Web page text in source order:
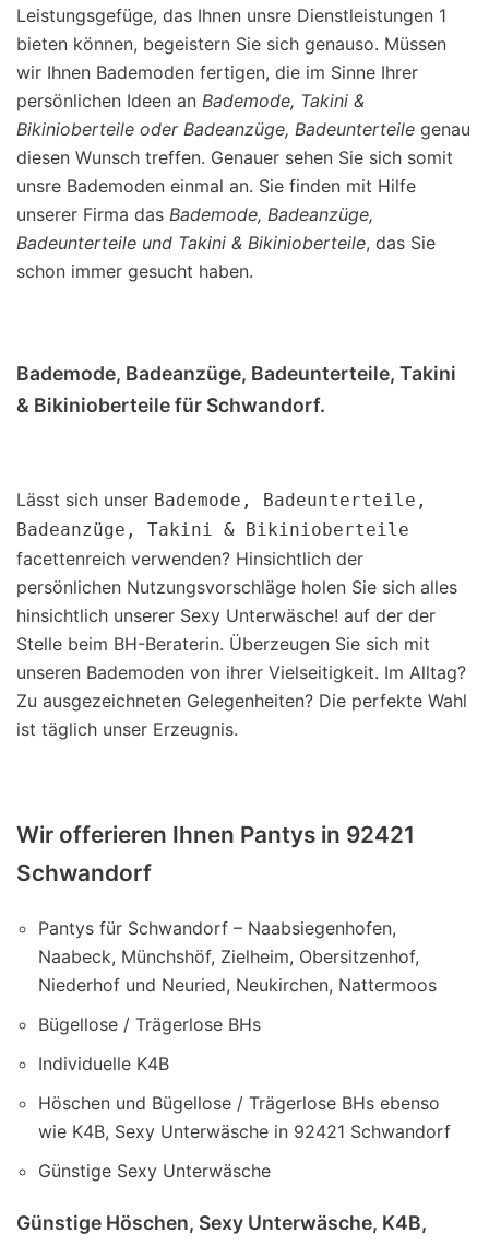
Leistungsgefüge, das Ihnen unsre Dienstleistungen 1
bieten können, begeistern Sie sich genauso. Müssen
wir Ihnen Bademoden fertigen, die im Sinne Ihrer
persönlichen Ideen an Bademode, Takini &
Bikinioberteile oder Badeanzüge, Badeunterteile genau
diesen Wunsch treffen. Genauer sehen Sie sich somit
unsre Bademoden einmal an. Sie finden mit Hilfe
unserer Firma das Bademode, Badeanzüge,
Badeunterteile und Takini & Bikinioberteile, das Sie
schon immer gesucht haben.
Bademode, Badeanzüge, Badeunterteile, Takini
& Bikinioberteile für Schwandorf.
Lässt sich unser Bademode, Badeunterteile,
Badeanzüge, Takini & Bikinioberteile
facettenreich verwenden? Hinsichtlich der
persönlichen Nutzungsvorschläge holen Sie sich alles
hinsichtlich unserer Sexy Unterwäsche! auf der der
Stelle beim BH-Beraterin. Überzeugen Sie sich mit
unseren Bademoden von ihrer Vielseitigkeit. Im Alltag?
Zu ausgezeichneten Gelegenheiten? Die perfekte Wahl
ist täglich unser Erzeugnis.
Wir offerieren Ihnen Pantys in 92421
Schwandorf
Pantys für Schwandorf – Naabsiegenhofen,
Naabeck, Münchshöf, Zielheim, Obersitzenhof,
Niederhof und Neuried, Neukirchen, Nattermoos
Bügellose / Trägerlose BHs
Individuelle K4B
Höschen und Bügellose / Trägerlose BHs ebenso
wie K4B, Sexy Unterwäsche in 92421 Schwandorf
Günstige Sexy Unterwäsche
Günstige Höschen, Sexy Unterwäsche, K4B,